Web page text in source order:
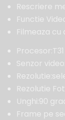
Rescriere
Functie
Filmeaza cu
Procesor:T31
Senzor
Rezolutie
Unghi:90
Frame pe